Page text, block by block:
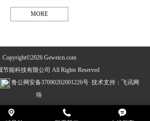
MORE
Copyright©2026 Geweicn.com
节能科技有限公司 All Rights Reserved
鲁公网安备37090202001226号技术支持： 飞讯网
络